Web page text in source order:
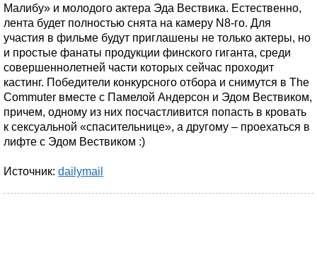
Малибу» и молодого актера Эда Вествика. Естественно,
лента будет полностью снята на камеру N8-го. Для
участия в фильме будут приглашены не только актеры, но
и простые фанаты продукции финского гиганта, среди
совершеннолетней части которых сейчас проходит
кастинг. Победители конкурсного отбора и снимутся в The
Commuter вместе с Памелой Андерсон и Эдом Вествиком,
причем, одному из них посчастливится попасть в кровать
к сексуальной «спасительнице», а другому – проехаться в
лифте с Эдом Вествиком :)
Источник: dailymail